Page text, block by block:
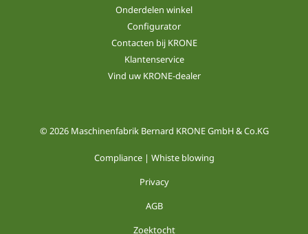
Onderdelen winkel
Configurator
Contacten bij KRONE
Klantenservice
Vind uw KRONE-dealer
© 2026 Maschinenfabrik Bernard KRONE GmbH & Co.KG
Compliance | Whiste blowing
Privacy
AGB
Zoektocht